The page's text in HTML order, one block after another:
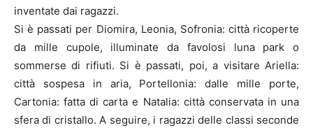
inventate dai ragazzi.
Si è passati per Diomira, Leonia, Sofronia: città ricoperte
da mille cupole, illuminate da favolosi luna park o
sommerse di rifiuti. Si è passati, poi, a visitare Ariella:
città sospesa in aria, Portellonia: dalle mille porte,
Cartonia: fatta di carta e Natalia: città conservata in una
sfera di cristallo. A seguire, i ragazzi delle classi seconde